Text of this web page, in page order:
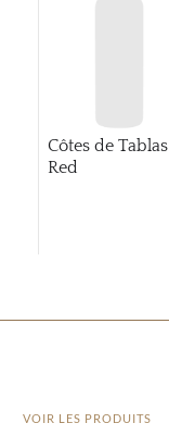
Côtes de Tablas
Red
VOIR LES PRODUITS